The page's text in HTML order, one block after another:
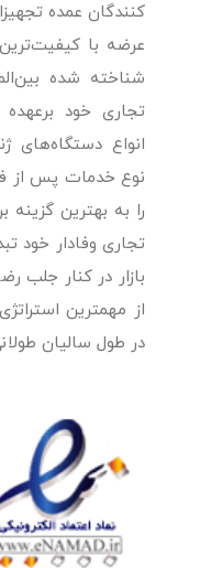
کنندگان عمده
عرضه با
تجاری خود
انواع دستگاه‌های
نوع خدمات پس از
را به بهترین گزینه
تجاری وفادار خود
بازار در کنار جلب
از مهمترین
در طول سالیان